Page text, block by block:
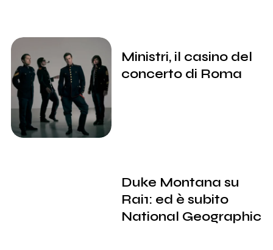
Ministri, il casino del
concerto di Roma
Duke Montana su
Rai1: ed è subito
National Geographic